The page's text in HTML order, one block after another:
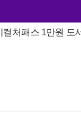
컬처패스 1만원 도